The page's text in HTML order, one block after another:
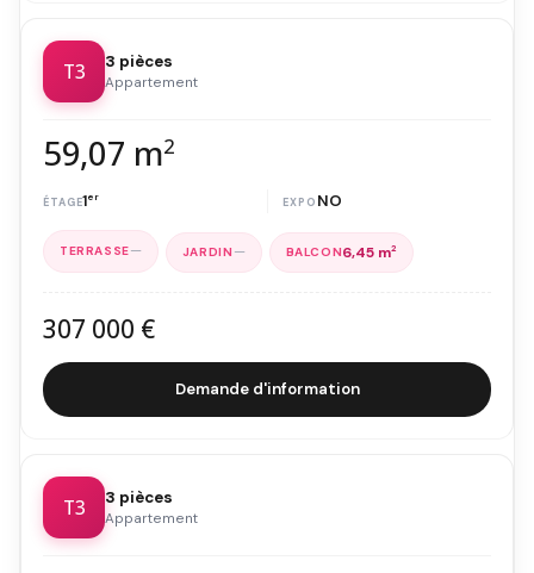
T3 3 pièces
Appartement
59,07 m2
1er NO
— — 6,45 m2
307 000 €
Demande d'information
T3 3 pièces
Appartement